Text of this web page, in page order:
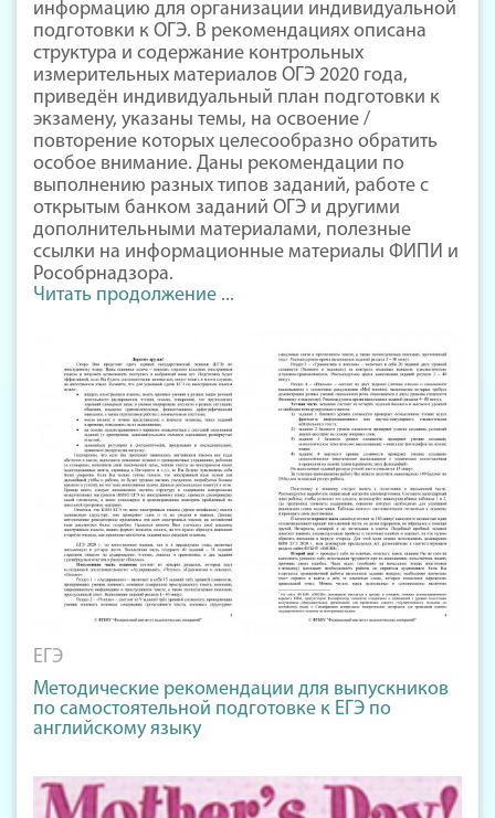
информацию для организации индивидуальной
подготовки к ОГЭ. В рекомендациях описана
структура и содержание контрольных
измерительных материалов ОГЭ 2020 года,
приведён индивидуальный план подготовки к
экзамену, указаны темы, на освоение /
повторение которых целесообразно обратить
особое внимание. Даны рекомендации по
выполнению разных типов заданий, работе с
открытым банком заданий ОГЭ и другими
дополнительными материалами, полезные
ссылки на информационные материалы ФИПИ и
Рособрнадзора.
Читать продолжение ...
ЕГЭ
Методические рекомендации для выпускников
по самостоятельной подготовке к ЕГЭ по
английскому языку